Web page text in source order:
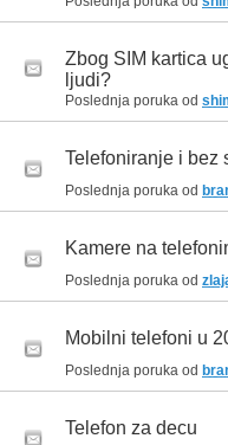
Zbog SIM kartica
ljudi?
Poslednja poruka od
Telefoniranje i bez
Poslednja poruka od
Kamere na
Poslednja poruka od
Mobilni telefoni u
Poslednja poruka od
Telefon za decu